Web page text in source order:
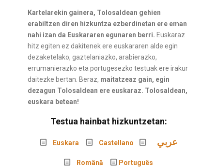
Kartelarekin gainera, Tolosaldean gehien
erabiltzen diren hizkuntza ezberdinetan ere eman
nahi izan da Euskararen egunaren berri. Euskaraz
hitz egiten ez dakitenek ere euskararen alde egin
dezaketelako, gaztelaniazko, arabierazko,
errumanierazko eta portugesezko testuak ere irakur
daitezke bertan. Beraz, maitatzeaz gain, egin
dezagun Tolosaldean ere euskaraz. Tolosaldean,
euskara betean!
Testua hainbat hizkuntzetan:
Euskara Castellano عربي
Română Português